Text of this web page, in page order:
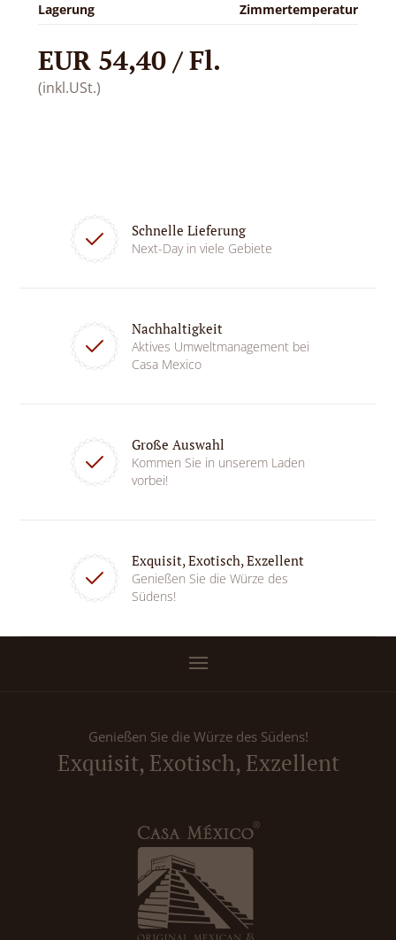
Lagerung Zimmertemperatur
EUR 54,40 / Fl.
(inkl.USt.)
Schnelle Lieferung
Next-Day in viele Gebiete
Nachhaltigkeit
Aktives Umweltmanagement bei
Casa Mexico
Große Auswahl
Kommen Sie in unserem Laden
vorbei!
Exquisit, Exotisch, Exzellent
Genießen Sie die Würze des
Südens!
Genießen Sie die Würze des Südens!
Exquisit, Exotisch, Exzellent